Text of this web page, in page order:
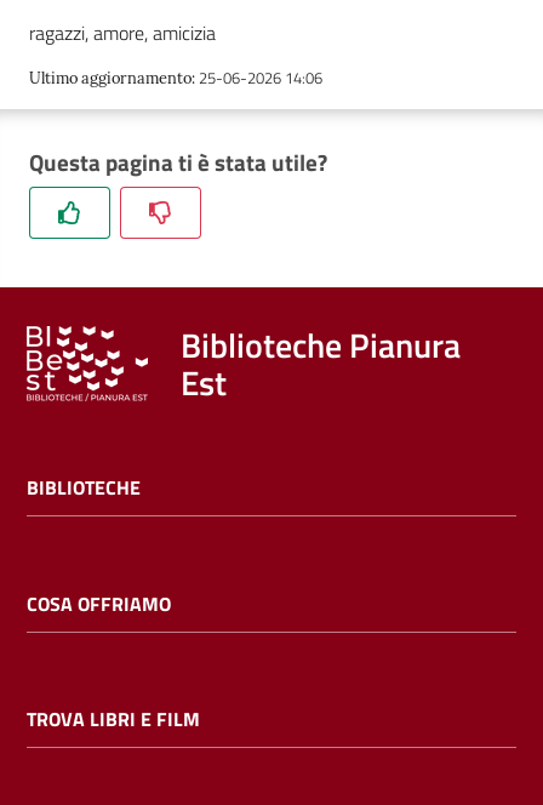
ragazzi, amore, amicizia
Ultimo aggiornamento: 25-06-2026 14:06
Questa pagina ti è stata utile?
Biblioteche Pianura
Est
BIBLIOTECHE
COSA OFFRIAMO
TROVA LIBRI E FILM